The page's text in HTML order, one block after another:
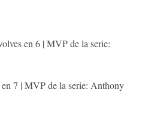
en 6 | MVP de la serie:
7 | MVP de la serie: Anthony